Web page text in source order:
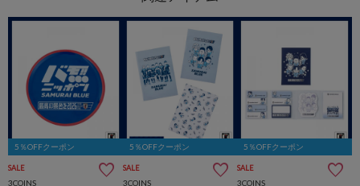
5％OFFクーポン
SALE
3COINS
5％OFFクーポン
SALE
3COINS
5％OFFクーポン
SALE
3COINS